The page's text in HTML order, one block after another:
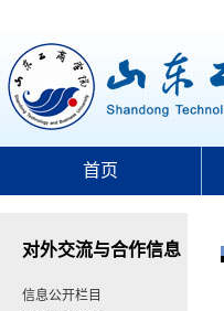
首页
对外交流与合作信息
信息公开栏目